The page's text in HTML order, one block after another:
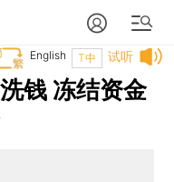
试听
T中
English
钱 冻结资金